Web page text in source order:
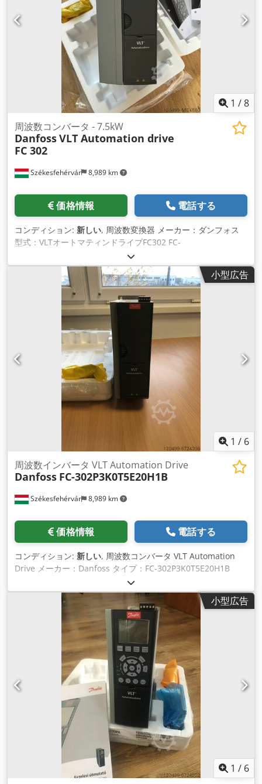
1 /8
Székesfehérvár 8,989 km
周波数コンバータ - 7.5kW
DanfossVLT Automation drive
FC 302
価格情報 電話する
コンディション: 新しい, 周波数変換器 メーカー：ダンフォス
型式：VLTオートマティンドライブFC302 FC-
302P7K5T5E20H1XGXXXXSXXXAXBXCXXXXDX Codshukxuspfx
Am Uorf (P7K5) 7.5 KW / 10 HP、三相 380 - 500 VAC, (E20)
IP20 / シャーシ
小型広告
1 / 6
Székesfehérvár 8,989 km
周波数インバータ VLT Automation Drive
Danfoss FC-302P3K0T5E20H1B
価格情報 電話する
コンディション: 新しい, 周波数コンバータ VLT Automation
Drive メーカー：Danfoss タイプ：FC-302P3K0T5E20H1B
Crsdpfx Amjhqh Hps Uef 入力: 3x380-500 V、50/60HZ、
6.5/5.7A 出力：0～590HZ、7.2/6.3A
小型広告
1 / 6